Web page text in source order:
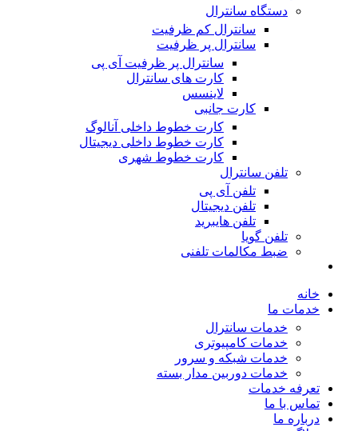
دستگاه سانترال
سانترال کم ظرفیت
سانترال پر ظرفیت
سانترال پر ظرفیت آی پی
کارت های سانترال
لاینسس
کارت جانبی
کارت خطوط داخلی آنالوگ
کارت خطوط داخلی دیجیتال
کارت خطوط شهری
تلفن سانترال
تلفن آی پی
تلفن دیجیتال
تلفن هایبرید
تلفن گویا
ضبط مکالمات تلفنی
خانه
خدمات ما
خدمات سانترال
خدمات کامپیوتری
خدمات شبکه و سرور
خدمات دوربین مدار بسته
تعرفه خدمات
تماس با ما
درباره ما